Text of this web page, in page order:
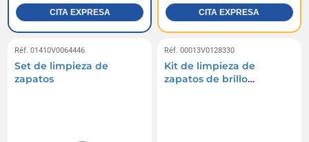
CITA EXPRESA CITA EXPRESA
Réf. 01410V0064446
Set de limpieza de
zapatos
Réf. 00013V0128330
Kit de limpieza de
zapatos de brillo